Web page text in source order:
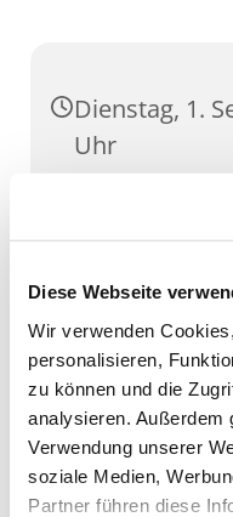
Diese Webseite
Wir verwenden
personalisieren,
zu können und die
analysieren. Außerdem
Verwendung unserer
soziale Medien,
Partner führen diese
Dienstag, 1.
Uhr
GH Severi,